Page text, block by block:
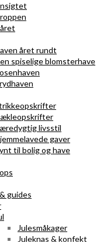
året rundt
spiselige blomsterhave
livsstil
gaver
til bolig og have
guides
Julesmåkager
Juleknas & konfekt